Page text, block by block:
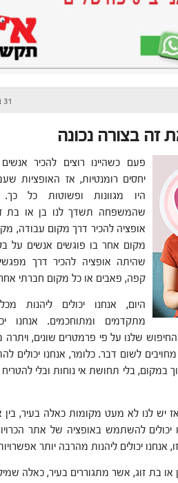
31 בדצמבר 2018 at 11:24
זה בצורה נכונה
פעם כשהיינו רוצים להכיר
יחסים רומנטיות, אז האופציות
היו מגוונות ופשוטות כל
שהמשפחה תשדך לנו בן או בת
אופציה להכיר דרך מקום עבודה,
מקום אחר בו פוגשים אנשים על
שהיתה אופציה להכיר דרך
קפה, פאבים או כל מקום חברתי
היום, אנחנו יכולים ליהנות
מתקדמים ומתוחכמים. אנחנו
שלנו על פי פרמטרים שונים, ויתרה
לשום דבר. כלומר, אנחנו יכולים
במקום, בלי תחושת אי נוחות ובלי
יש לנו לא מעט מקומות כאלה בעיר,
להשתמש באופציה של אתר
יכולים ליהנות מהרבה יותר
בת זוג, אשר מתגוררים בעיר, כאלה